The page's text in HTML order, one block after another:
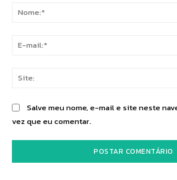
Salve meu nome, e-mail e site neste
vez que eu comentar.